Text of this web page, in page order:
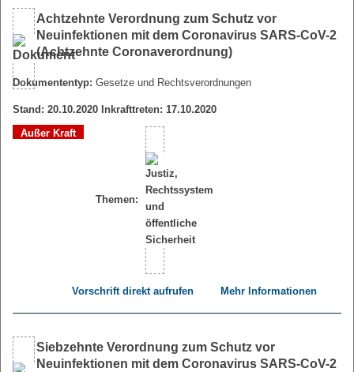
Achtzehnte Verordnung zum Schutz vor
Neuinfektionen mit dem Coronavirus SARS-CoV-2
(Achtzehnte Coronaverordnung)
Dokumententyp: Gesetze und Rechtsverordnungen
Stand: 20.10.2020 Inkrafttreten: 17.10.2020
Außer Kraft
Themen:
Vorschrift direkt aufrufen Mehr Informationen
Siebzehnte Verordnung zum Schutz vor
Neuinfektionen mit dem Coronavirus SARS-CoV-2